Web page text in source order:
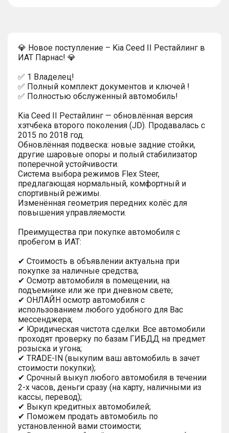
💎 Новое поступление – Kia Ceed II Рестайлинг в
ИАТ Парнас! 💎
✅ 1 Владелец!
✅ Полный комплект документов и ключей !
✅ Полностью обслуженный автомобиль!
Kia Ceed II Рестайлинг — обновлённая версия
хэтчбека второго поколения (JD). Продавалась с
2015 по 2018 год.
Обновлённая подвеска: новые задние стойки,
другие шаровые опоры и полый стабилизатор
поперечной устойчивости.
Система выбора режимов Flex Steer,
предлагающая нормальный, комфортный и
спортивный режимы.
Изменённая геометрия передних колёс для
повышения управляемости.
Преимущества при покупке автомобиля с
пробегом в ИАТ:
✔ Стоимость в объявлении актуальна при
покупке за наличные средства;
✔ Осмотр автомобиля в помещении, на
подъемнике или же при дневном свете;
✔ ОНЛАЙН осмотр автомобиля с
использованием любого удобного для Вас
мессенджера;
✔ Юридическая чистота сделки. Все автомобили
проходят проверку по базам ГИБДД на предмет
розыска и угона;
✔ TRADE-IN (выкупим ваш автомобиль в зачет
стоимости покупки);
✔ Срочный выкуп любого автомобиля в течении
2-х часов, деньги сразу (на карту, наличными из
кассы, перевод);
✔ Выкуп кредитных автомобилей;
✔ Поможем продать автомобиль по
установленной вами стоимости;